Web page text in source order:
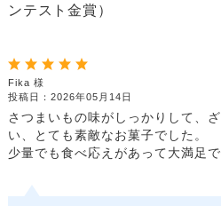
ンテスト金賞）
Fika 様
投稿日：2026年05月14日
さつまいもの味がしっかりして、
い、とても素敵なお菓子でした。
少量でも食べ応えがあって大満足で